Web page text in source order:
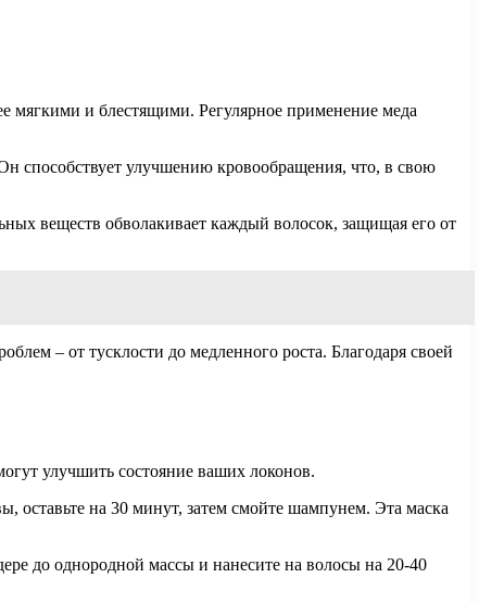
мягкими и блестящими. Регулярное применение меда
способствует улучшению кровообращения, что, в свою
веществ обволакивает каждый волосок, защищая его от
– от тусклости до медленного роста. Благодаря своей
улучшить состояние ваших локонов.
оставьте на 30 минут, затем смойте шампунем. Эта маска
до однородной массы и нанесите на волосы на 20-40